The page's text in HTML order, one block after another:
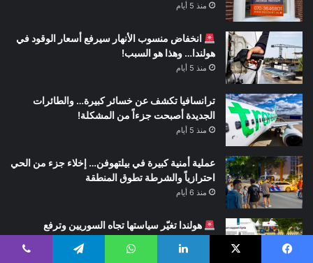
منذ 5 أيام
انخفاض منسوب الأنهار سيرفع أسعار الوقود في
هولندا… وهذا هو السبب!
منذ 5 أيام
ترانسافيا تكشف عن خسائر كبيرة… والطائرات
الجديدة أصبحت جزءاً من المشكلة!
منذ 5 أيام
عملية أمنية كبيرة في بيلتهوفن… إخلاء جزء من الحي
احترازياً والشرطة تطوق المنطقة
منذ 6 أيام
هولندا تغيّر سياستها تجاه السوريين وترفع